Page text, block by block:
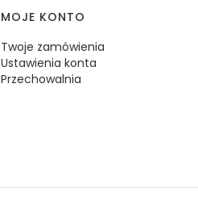
MOJE KONTO
Twoje zamówienia
Ustawienia konta
Przechowalnia